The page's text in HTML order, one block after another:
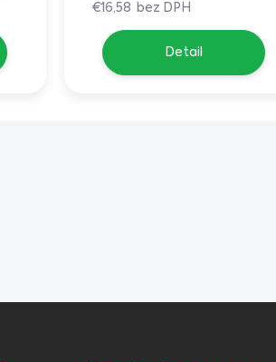
€16,58 bez DPH
Detail